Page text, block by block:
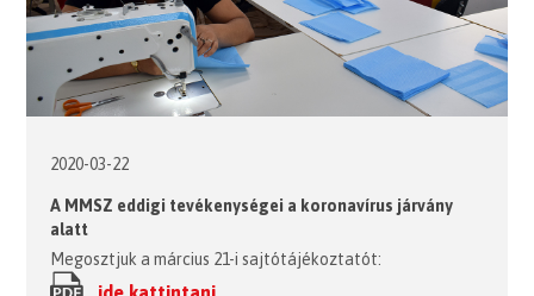
2020-03-22
A MMSZ eddigi tevékenységei a koronavírus járvány
alatt
Megosztjuk a március 21-i sajtótájékoztatót: